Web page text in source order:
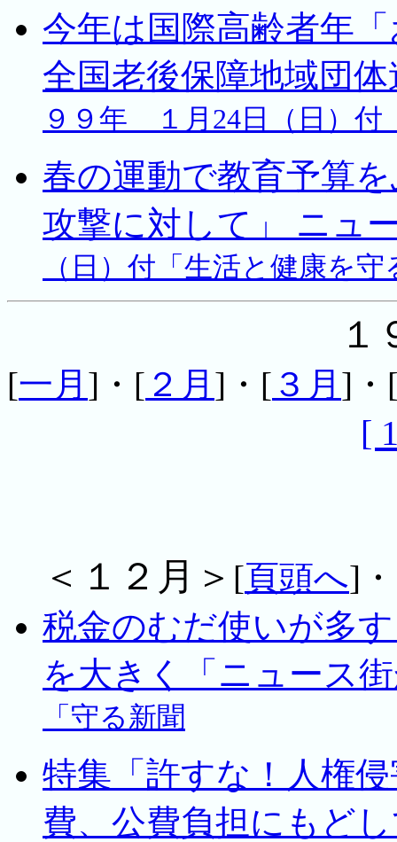
今年は国際高齢者年
全国老後保障地域
９９年 １月24日（日）付
春の運動で教育予算
攻撃に対して」 ニュ
（日）付「生活と健康を守
１
[一月 ]・[ ２月 ]・[ ３月 ]・
[
＜１２月＞ [頁頭へ]
税金のむだ使いが多
を大きく「ニュース
「守る新聞
特集「許すな！人権
費、公費負担にもど